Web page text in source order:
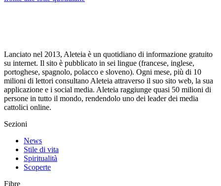
Lanciato nel 2013, Aleteia è un quotidiano di informazione gratuito
su internet. Il sito è pubblicato in sei lingue (francese, inglese,
portoghese, spagnolo, polacco e sloveno). Ogni mese, più di 10
milioni di lettori consultano Aleteia attraverso il suo sito web, la sua
applicazione e i social media. Aleteia raggiunge quasi 50 milioni di
persone in tutto il mondo, rendendolo uno dei leader dei media
cattolici online.
Sezioni
News
Stile di vita
Spiritualità
Scoperte
Fibre